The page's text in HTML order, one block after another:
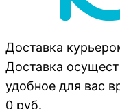
Доставка
Доставка
удобное для вас
0 руб.